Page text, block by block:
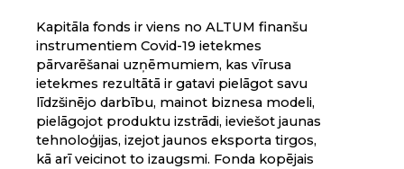
Kapitāla fonds ir viens no ALTUM finanšu
instrumentiem Covid-19 ietekmes
pārvarēšanai uzņēmumiem, kas vīrusa
ietekmes rezultātā ir gatavi pielāgot savu
līdzšinējo darbību, mainot biznesa modeli,
pielāgojot produktu izstrādi, ieviešot jaunas
tehnoloģijas, izejot jaunos eksporta tirgos,
kā arī veicinot to izaugsmi. Fonda kopējais